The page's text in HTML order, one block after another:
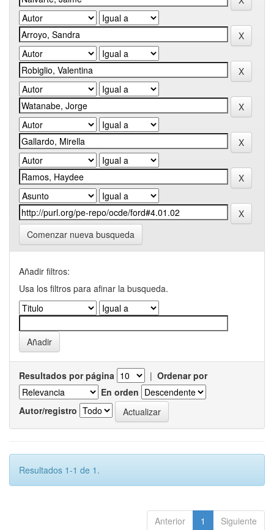
Comenzar nueva busqueda
Añadir filtros:
Usa los filtros para afinar la busqueda.
Resultados por página | Ordenar por
En orden
Autor/registro
Resultados 1-1 de 1.
Anterior 1 Siguiente